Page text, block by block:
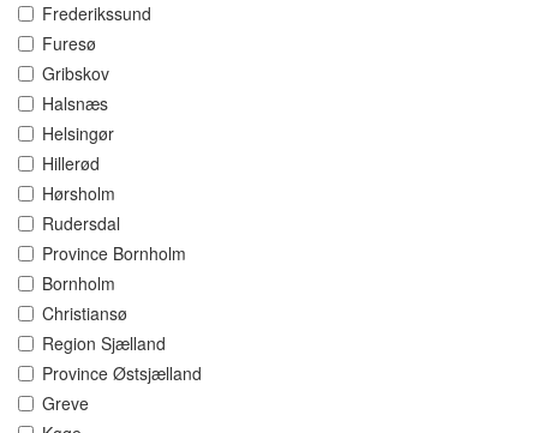
Frederikssund
Furesø
Gribskov
Halsnæs
Helsingør
Hillerød
Hørsholm
Rudersdal
Province Bornholm
Bornholm
Christiansø
Region Sjælland
Province Østsjælland
Greve